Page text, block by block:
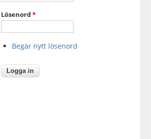
Lösenord*
Begär nytt lösenord